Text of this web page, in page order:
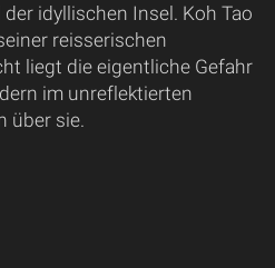
idyllischen Insel. Koh Tao
reisserischen
liegt die eigentliche Gefahr
im unreflektierten
über sie.